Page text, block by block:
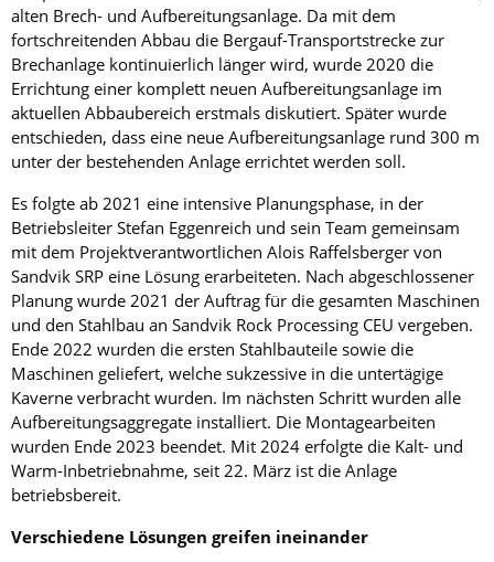
alten Brech- und Aufbereitungsanlage. Da mit dem
fortschreitenden Abbau die Bergauf-Transportstrecke zur
Brechanlage kontinuierlich länger wird, wurde 2020 die
Errichtung einer komplett neuen Aufbereitungsanlage im
aktuellen Abbaubereich erstmals diskutiert. Später wurde
entschieden, dass eine neue Aufbereitungsanlage rund 300 m
unter der bestehenden Anlage errichtet werden soll.
Es folgte ab 2021 eine intensive Planungsphase, in der
Betriebsleiter Stefan Eggenreich und sein Team gemeinsam
mit dem Projektverantwortlichen Alois Raffelsberger von
Sandvik SRP eine Lösung erarbeiteten. Nach abgeschlossener
Planung wurde 2021 der Auftrag für die gesamten Maschinen
und den Stahlbau an Sandvik Rock Processing CEU vergeben.
Ende 2022 wurden die ersten Stahlbauteile sowie die
Maschinen geliefert, welche sukzessive in die untertägige
Kaverne verbracht wurden. Im nächsten Schritt wurden alle
Aufbereitungsaggregate installiert. Die Montagearbeiten
wurden Ende 2023 beendet. Mit 2024 erfolgte die Kalt- und
Warm-Inbetriebnahme, seit 22. März ist die Anlage
betriebsbereit.
Verschiedene Lösungen greifen ineinander